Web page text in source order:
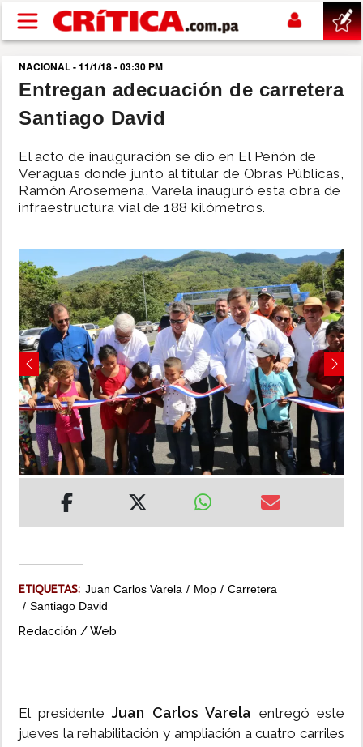
Pasar al contenido principal
buscar
SUCESOS
NACIONAL
POLÍTICA
DEPORTES
MUNDO
INSÓLITAS
MULTIMEDIA
NACIONAL - 11/1/18 - 03:30 PM
Entregan adecuación de carretera
Santiago David
El acto de inauguración se dio en El Peñón de
Veraguas donde junto al titular de Obras Públicas,
Ramón Arosemena, Varela inauguró esta obra de
infraestructura vial de 188 kilómetros.
Previous Next
ETIQUETAS: Juan Carlos Varela Mop
Carretera
Santiago David
Redacción / Web
El presidente Juan Carlos Varela entregó este
jueves la rehabilitación y ampliación a cuatro carriles